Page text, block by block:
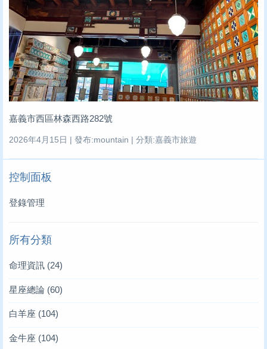
嘉義市西區林森西路282號
2026年4月15日 | 發布:mountain | 分類:嘉義市旅遊
控制面板
登錄管理
所有分類
命理資訊 (24)
星座總論 (60)
白羊座 (104)
金牛座 (104)